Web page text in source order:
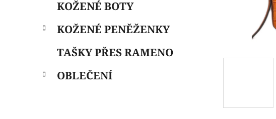
p
l
KOŽENÉ BOTY
KOŽENÉ PENĚŽENKY
TAŠKY PŘES RAMENO
OBLEČENÍ